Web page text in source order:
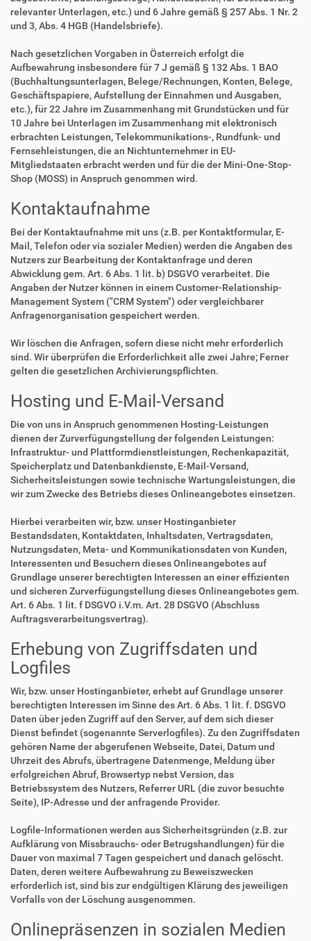
relevanter Unterlagen, etc.) und 6 Jahre gemäß § 257 Abs. 1 Nr. 2
und 3, Abs. 4 HGB (Handelsbriefe).
Nach gesetzlichen Vorgaben in Österreich erfolgt die
Aufbewahrung insbesondere für 7 J gemäß § 132 Abs. 1 BAO
(Buchhaltungsunterlagen, Belege/Rechnungen, Konten, Belege,
Geschäftspapiere, Aufstellung der Einnahmen und Ausgaben,
etc.), für 22 Jahre im Zusammenhang mit Grundstücken und für
10 Jahre bei Unterlagen im Zusammenhang mit elektronisch
erbrachten Leistungen, Telekommunikations-, Rundfunk- und
Fernsehleistungen, die an Nichtunternehmer in EU-
Mitgliedstaaten erbracht werden und für die der Mini-One-Stop-
Shop (MOSS) in Anspruch genommen wird.
Kontaktaufnahme
Bei der Kontaktaufnahme mit uns (z.B. per Kontaktformular, E-
Mail, Telefon oder via sozialer Medien) werden die Angaben des
Nutzers zur Bearbeitung der Kontaktanfrage und deren
Abwicklung gem. Art. 6 Abs. 1 lit. b) DSGVO verarbeitet. Die
Angaben der Nutzer können in einem Customer-Relationship-
Management System ("CRM System") oder vergleichbarer
Anfragenorganisation gespeichert werden.
Wir löschen die Anfragen, sofern diese nicht mehr erforderlich
sind. Wir überprüfen die Erforderlichkeit alle zwei Jahre; Ferner
gelten die gesetzlichen Archivierungspflichten.
Hosting und E-Mail-Versand
Die von uns in Anspruch genommenen Hosting-Leistungen
dienen der Zurverfügungstellung der folgenden Leistungen:
Infrastruktur- und Plattformdienstleistungen, Rechenkapazität,
Speicherplatz und Datenbankdienste, E-Mail-Versand,
Sicherheitsleistungen sowie technische Wartungsleistungen, die
wir zum Zwecke des Betriebs dieses Onlineangebotes einsetzen.
Hierbei verarbeiten wir, bzw. unser Hostinganbieter
Bestandsdaten, Kontaktdaten, Inhaltsdaten, Vertragsdaten,
Nutzungsdaten, Meta- und Kommunikationsdaten von Kunden,
Interessenten und Besuchern dieses Onlineangebotes auf
Grundlage unserer berechtigten Interessen an einer effizienten
und sicheren Zurverfügungstellung dieses Onlineangebotes gem.
Art. 6 Abs. 1 lit. f DSGVO i.V.m. Art. 28 DSGVO (Abschluss
Auftragsverarbeitungsvertrag).
Erhebung von Zugriffsdaten und
Logfiles
Wir, bzw. unser Hostinganbieter, erhebt auf Grundlage unserer
berechtigten Interessen im Sinne des Art. 6 Abs. 1 lit. f. DSGVO
Daten über jeden Zugriff auf den Server, auf dem sich dieser
Dienst befindet (sogenannte Serverlogfiles). Zu den Zugriffsdaten
gehören Name der abgerufenen Webseite, Datei, Datum und
Uhrzeit des Abrufs, übertragene Datenmenge, Meldung über
erfolgreichen Abruf, Browsertyp nebst Version, das
Betriebssystem des Nutzers, Referrer URL (die zuvor besuchte
Seite), IP-Adresse und der anfragende Provider.
Logfile-Informationen werden aus Sicherheitsgründen (z.B. zur
Aufklärung von Missbrauchs- oder Betrugshandlungen) für die
Dauer von maximal 7 Tagen gespeichert und danach gelöscht.
Daten, deren weitere Aufbewahrung zu Beweiszwecken
erforderlich ist, sind bis zur endgültigen Klärung des jeweiligen
Vorfalls von der Löschung ausgenommen.
Onlinepräsenzen in sozialen Medien